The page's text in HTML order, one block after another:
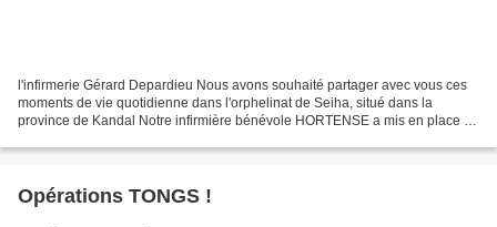
l'infirmerie Gérard Depardieu Nous avons souhaité partager avec vous ces
moments de vie quotidienne dans l'orphelinat de Seiha, situé dans la
province de Kandal Notre infirmière bénévole HORTENSE a mis en place "
Opérations TONGS !